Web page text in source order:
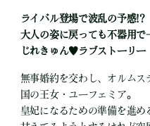
ライバル登場で波乱の予感!?
大人の姿に戻っても不器用で
じれきゅん♥ラブストーリー
無事婚約を交わし、オルム
国の王女・ユーフェミア。
皇妃になるための準備を進